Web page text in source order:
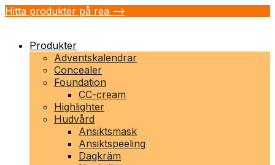
Hitta produkter på rea -->
Produkter
Adventskalendrar
Concealer
Foundation
CC-cream
Highlighter
Hudvård
Ansiktsmask
Ansiktspeeling
Dagkräm